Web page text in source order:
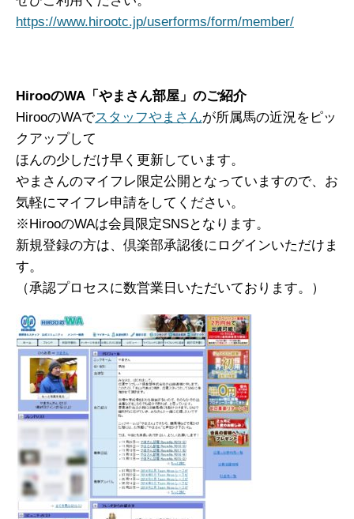
https://www.hirootc.jp/userforms/form/member/
HirooのWA「やまさん部屋」のご紹介
HirooのWAでスタッフやまさんが所属馬の近況をピッ
クアップして
ほんの少しだけ早く更新しています。
やまさんのマイフレ限定公開となっていますので、お
気軽にマイフレ申請をしてください。
※HirooのWAは会員限定SNSとなります。
新規登録の方は、倶楽部承認後にログインいただけま
す。
（承認プロセスに数営業日いただいております。）